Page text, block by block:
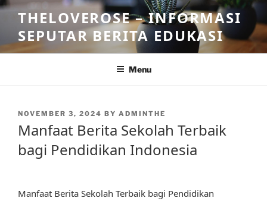
Skip
content
THELOVEROSE – INFORMASI
SEPUTAR BERITA EDUKASI
Menu
POSTED
NOVEMBER 3, 2024 BY ADMINTHE
Manfaat Berita Sekolah Terbaik
bagi Pendidikan Indonesia
Manfaat Berita Sekolah Terbaik bagi Pendidikan